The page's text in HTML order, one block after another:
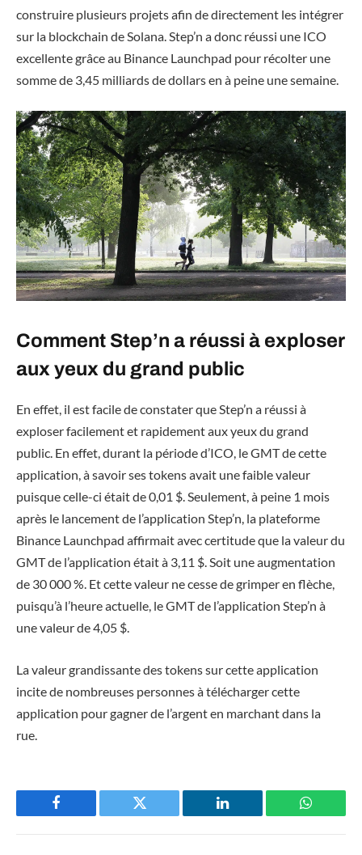
construire plusieurs projets afin de directement les intégrer
sur la blockchain de Solana. Step’n a donc réussi une ICO
excellente grâce au Binance Launchpad pour récolter une
somme de 3,45 milliards de dollars en à peine une semaine.
Comment Step’n a réussi à exploser
aux yeux du grand public
En effet, il est facile de constater que Step’n a réussi à
exploser facilement et rapidement aux yeux du grand
public. En effet, durant la période d’ICO, le GMT de cette
application, à savoir ses tokens avait une faible valeur
puisque celle-ci était de 0,01 $. Seulement, à peine 1 mois
après le lancement de l’application Step’n, la plateforme
Binance Launchpad affirmait avec certitude que la valeur du
GMT de l’application était à 3,11 $. Soit une augmentation
de 30 000 %. Et cette valeur ne cesse de grimper en flèche,
puisqu’à l’heure actuelle, le GMT de l’application Step’n à
une valeur de 4,05 $.
La valeur grandissante des tokens sur cette application
incite de nombreuses personnes à télécharger cette
application pour gagner de l’argent en marchant dans la
rue.
Facebook Twitter LinkedIn